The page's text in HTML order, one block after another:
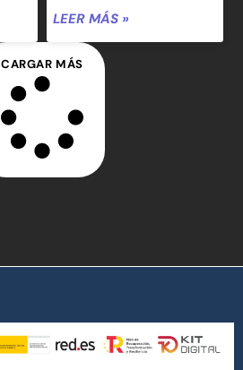
LEER MÁS »
CARGAR MÁS